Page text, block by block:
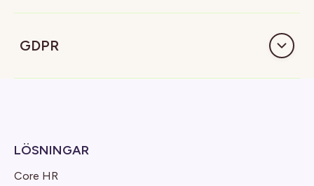
GDPR
LÖSNINGAR
Core HR